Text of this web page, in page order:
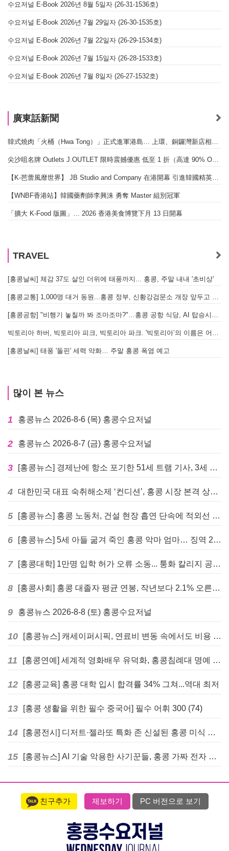
수요저널 E-Book 2026년 8월 5일자 (26-31-1536호)
수요저널 E-Book 2026년 7월 29일자 (26-30-1535호)
수요저널 E-Book 2026년 7월 22일자 (26-29-1534호)
수요저널 E-Book 2026년 7월 15일자 (26-28-1533호)
수요저널 E-Book 2026년 7월 8일자 (26-27-1532호)
廣東話新聞
韓式燒肉「火桶（Hwa Tong）」正式進軍港島… 上環、銅鑼灣新店相繼開幕
尖沙咀名牌 Outlets J.OUTLET 限時震撼優惠 低至 1 折（高達 90% OFF）
【K-芭蕾風靡世界】 JB Studio and Company 在港開幕 引進韓國精英芭蕾教育系統
【WNBF香港站】韓國藥劑師李興洙 勇奪 Master 組別冠軍
「擴大 K-Food 版圖」… 2026 香港美食博覽下月 13 日開幕
TRAVEL
[홍콩날씨] 체감 37도 살인 더위에 태풍까지... 홍콩, 주말 내내 '초비상'
[홍콩교통] 1,000명 대거 동원...홍콩 정부, 신황강검문소 개장 앞두고 실전 훈련 돌입
[홍콩공항] "비행기 놓칠까 봐 조마조마?"…홍콩 공항 식당, AI 탑승시간 계산해 메뉴 추천해 준다
빅토리아 하버, 빅토리아 피크, 빅토리아 파크. '빅토리아’의 이름은 어떻게 온 걸까? - [이승권 원장의 생활칼럼]
[홍콩날씨] 태풍 '돌핀' 세력 약화… 주말 홍콩 폭염 예고
많이 본 뉴스
1 홍콩뉴스 2026-8-6 (목) 홍콩수요저널
2 홍콩뉴스 2026-8-7 (금) 홍콩수요저널
3 [홍콩뉴스] 경제난에 항소 포기한 51세 트램 기사, 3세 여아 치사 혐의로 '4주 감옥행'
4 대한민국 대표 숙취해소제 ‘컨디션’, 홍콩 시장 본격 상륙… 왓슨스 입점 기념 할인 행사 진행
5 [홍콩뉴스] 홍콩 노동처, 건설 현장 흡연 단속에 적외선 드론 투입 검토
6 [홍콩뉴스] 5세 아들 굶겨 죽인 홍콩 악마 엄마… 징역 22년 중형 선고
7 [홍콩대학] 1만명 입학 허가 오류 소동... 퉁화 칼리지 공식 사과
8 [홍콩사회] 홍콩 대졸자 평균 연봉, 작년보다 2.1% 오른 33만 6천 홍콩달러 기록
9 홍콩뉴스 2026-8-8 (토) 홍콩수요저널
10 [홍콩뉴스] 캐세이퍼시픽, 연료비 변동 속에서도 비용 절감 위한 감편 계획 없어
11 [홍콩연예] 세계적 영화배우 유덕화, 홍콩침례대 명예 박사 학위 받는다
12 [홍콩교육] 홍콩 대학 입시 합격률 34% 그쳐...역대 최저
13 [홍콩 생활을 위한 필수 중국어] 필수 어휘 300 (74)
14 [홍콩전시] 디저트·젤라또 특화 존 신설된 홍콩 미식 박람회 다음주 개막
15 [홍콩뉴스] AI 기술 악용한 사기꾼들, 홍콩 가짜 전자 비자 사이트 극성
친구추가 제보하기 PC 버전으로 보기